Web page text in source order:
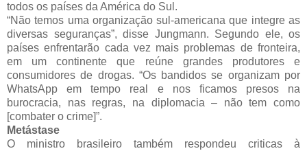
todos os países da América do Sul.
“Não temos uma organização sul-americana que integre as
diversas seguranças”, disse Jungmann. Segundo ele, os
países enfrentarão cada vez mais problemas de fronteira,
em um continente que reúne grandes produtores e
consumidores de drogas. “Os bandidos se organizam por
WhatsApp em tempo real e nos ficamos presos na
burocracia, nas regras, na diplomacia – não tem como
[combater o crime]”.
Metástase
O ministro brasileiro também respondeu criticas à